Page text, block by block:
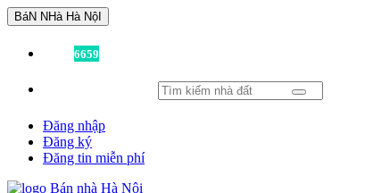
BáN NHà Hà NộI
6659
Đăng nhập
Đăng ký
Đăng tin miễn phí